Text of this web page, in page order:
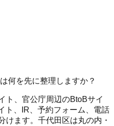
何を先に整理しますか？
ト、官公庁周辺のBtoBサイ
ト、IR、予約フォーム、電話
けます。千代田区は丸の内・